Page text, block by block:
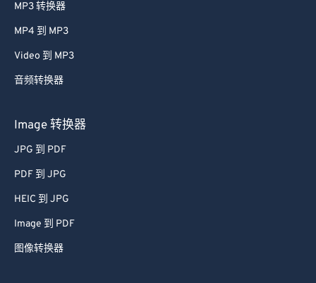
MP3 转换器
MP4 到 MP3
Video 到 MP3
音频转换器
Image 转换器
JPG 到 PDF
PDF 到 JPG
HEIC 到 JPG
Image 到 PDF
图像转换器